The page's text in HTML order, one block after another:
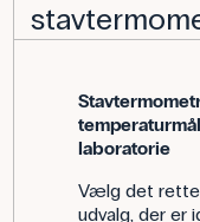
laboratorie
Vælg det rette
udvalg, der